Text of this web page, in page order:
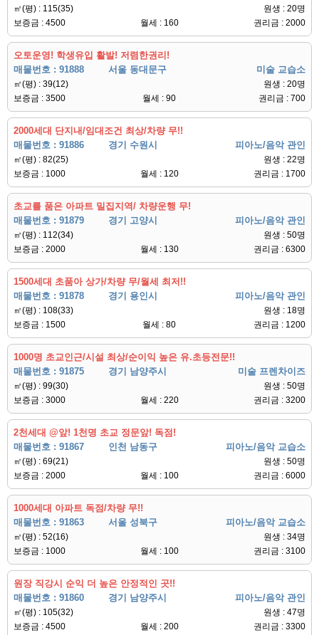
㎡(평) : 115(35)
원생 : 20명
보증금 : 4500
월세 : 160 권리금 : 2000
오토운영! 학생유입 활발! 저렴한권리!
매물번호 : 91888
서울 동대문구 미술 교습소
㎡(평) : 39(12)
원생 : 20명
보증금 : 3500
월세 : 90 권리금 : 700
2000세대 단지내/임대조건 최상/차량 무!!
매물번호 : 91886
경기 수원시 피아노/음악 관인
㎡(평) : 82(25)
원생 : 22명
보증금 : 1000
월세 : 120 권리금 : 1700
초교를 품은 아파트 밀집지역/ 차량운행 무!
매물번호 : 91879
경기 고양시 피아노/음악 관인
㎡(평) : 112(34)
원생 : 50명
보증금 : 2000
월세 : 130 권리금 : 6300
1500세대 초품아 상가/차량 무/월세 최저!!
매물번호 : 91878
경기 용인시 피아노/음악 관인
㎡(평) : 108(33)
원생 : 18명
보증금 : 1500
월세 : 80 권리금 : 1200
1000명 초교인근/시설 최상/순이익 높은 유.초등전문!!
매물번호 : 91875
경기 남양주시 미술 프렌차이즈
㎡(평) : 99(30)
원생 : 50명
보증금 : 3000
월세 : 220 권리금 : 3200
2천세대 @앞! 1천명 초교 정문앞! 독점!
매물번호 : 91867
인천 남동구 피아노/음악 교습소
㎡(평) : 69(21)
원생 : 50명
보증금 : 2000
월세 : 100 권리금 : 6000
1000세대 아파트 독점/차량 무!!
매물번호 : 91863
서울 성북구 피아노/음악 교습소
㎡(평) : 52(16)
원생 : 34명
보증금 : 1000
월세 : 100 권리금 : 3100
원장 직강시 순익 더 높은 안정적인 곳!!
매물번호 : 91860
경기 남양주시 피아노/음악 관인
㎡(평) : 105(32)
원생 : 47명
보증금 : 4500
월세 : 200 권리금 : 3300